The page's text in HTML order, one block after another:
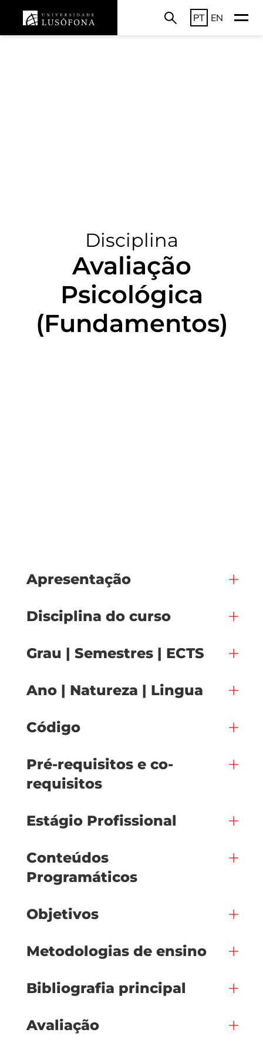
PT EN
Disciplina
Avaliação
Psicológica
(Fundamentos)
Apresentação
Disciplina do curso
Grau | Semestres | ECTS
Ano | Natureza | Lingua
Código
Pré-requisitos e co-
requisitos
Estágio Profissional
Conteúdos
Programáticos
Objetivos
Metodologias de ensino
Bibliografia principal
Avaliação